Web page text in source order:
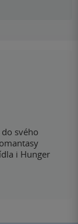
svého
i Hunger